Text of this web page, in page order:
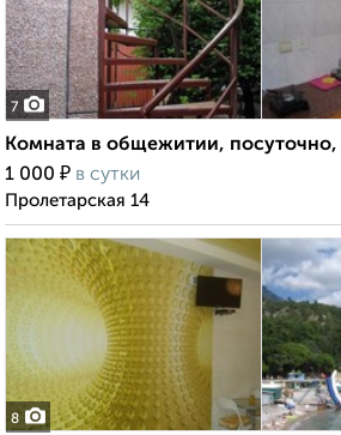
7
Комната в общежитии, посуточно,
1 000 ₽ в сутки
Пролетарская 14
8